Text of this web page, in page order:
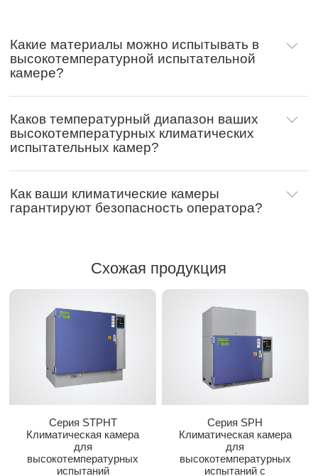
Какие материалы можно испытывать в
высокотемпературной испытательной
камере?
Каков температурный диапазон ваших
высокотемпературных климатических
испытательных камер?
Как ваши климатические камеры
гарантируют безопасность оператора?
Схожая продукция
Серия STPHT
Климатическая камера
для
высокотемпературных
испытаний
Серия SPH
Климатическая камера
для
высокотемпературных
испытаний с